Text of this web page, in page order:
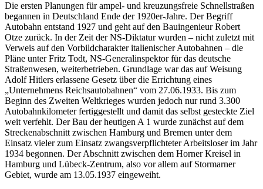
Die ersten Planungen für ampel- und kreuzungsfreie Schnellstraßen
begannen in Deutschland Ende der 1920er-Jahre. Der Begriff
Autobahn entstand 1927 und geht auf den Bauingenieur Robert
Otze zurück. In der Zeit der NS-Diktatur wurden – nicht zuletzt mit
Verweis auf den Vorbildcharakter italienischer Autobahnen – die
Pläne unter Fritz Todt, NS-Generalinspektor für das deutsche
Straßenwesen, weiterbetrieben. Grundlage war das auf Weisung
Adolf Hitlers erlassene Gesetz über die Errichtung eines
„Unternehmens Reichsautobahnen“ vom 27.06.1933. Bis zum
Beginn des Zweiten Weltkrieges wurden jedoch nur rund 3.300
Autobahnkilometer fertiggestellt und damit das selbst gesteckte Ziel
weit verfehlt. Der Bau der heutigen A 1 wurde zunächst auf dem
Streckenabschnitt zwischen Hamburg und Bremen unter dem
Einsatz vieler zum Einsatz zwangsverpflichteter Arbeitsloser im Jahr
1934 begonnen. Der Abschnitt zwischen dem Horner Kreisel in
Hamburg und Lübeck-Zentrum, also vor allem auf Stormarner
Gebiet, wurde am 13.05.1937 eingeweiht.